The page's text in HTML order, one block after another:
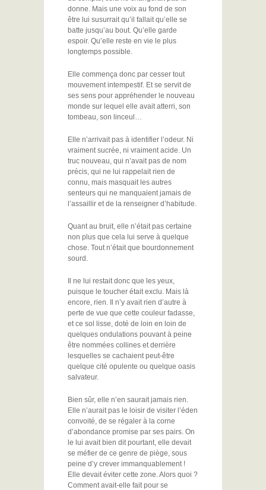
donne. Mais une voix au fond de son
être lui susurrait qu’il fallait qu’elle se
batte jusqu’au bout. Qu’elle garde
espoir. Qu’elle reste en vie le plus
longtemps possible.
Elle commença donc par cesser tout
mouvement intempestif. Et se servit de
ses sens pour appréhender le nouveau
monde sur lequel elle avait atterri, son
tombeau, son linceul…
Elle n’arrivait pas à identifier l’odeur. Ni
vraiment sucrée, ni vraiment acide. Un
truc nouveau, qui n’avait pas de nom
précis, qui ne lui rappelait rien de
connu, mais masquait les autres
senteurs qui ne manquaient jamais de
l’assaillir et de la renseigner d’habitude.
Quant au bruit, elle n’était pas certaine
non plus que cela lui serve à quelque
chose. Tout n’était que bourdonnement
sourd.
Il ne lui restait donc que les yeux,
puisque le toucher était exclu. Mais là
encore, rien. Il n’y avait rien d’autre à
perte de vue que cette couleur fadasse,
et ce sol lisse, doté de loin en loin de
quelques ondulations pouvant à peine
être nommées collines et derrière
lesquelles se cachaient peut-être
quelque cité opulente ou quelque oasis
salvateur.
Bien sûr, elle n’en saurait jamais rien.
Elle n’aurait pas le loisir de visiter l’éden
convoité, de se régaler à la corne
d’abondance promise par ses pairs. On
le lui avait bien dit pourtant, elle devait
se méfier de ce genre de piège, sous
peine d’y crever immanquablement !
Elle devait éviter cette zone. Alors quoi ?
Comment avait-elle fait pour se